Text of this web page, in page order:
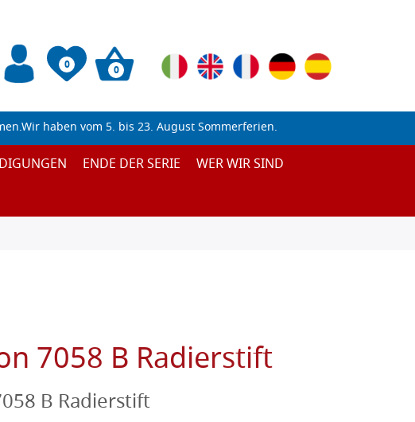
0 0
haben vom 5. bis 23. August Sommerferien.
ENDE DER SERIE
WER WIR SIND
7058 B Radierstift
B Radierstift